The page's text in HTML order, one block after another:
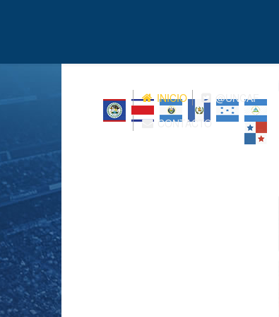
INICIO
@UNCAF
CONTACTO